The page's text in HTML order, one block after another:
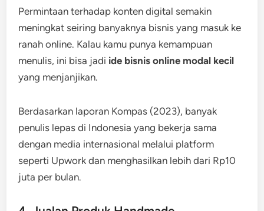
Permintaan terhadap konten digital semakin
meningkat seiring banyaknya bisnis yang masuk ke
ranah online. Kalau kamu punya kemampuan
menulis, ini bisa jadi ide bisnis online modal kecil
yang menjanjikan.
Berdasarkan laporan Kompas (2023), banyak
penulis lepas di Indonesia yang bekerja sama
dengan media internasional melalui platform
seperti Upwork dan menghasilkan lebih dari Rp10
juta per bulan.